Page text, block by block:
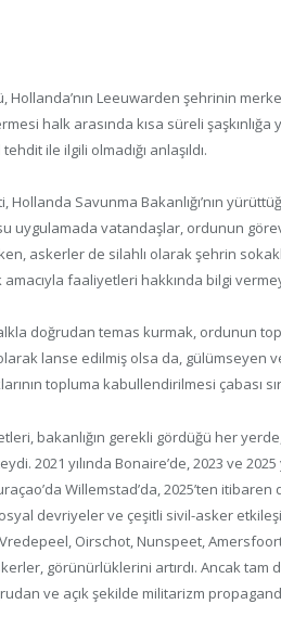
Hollanda’nın Leeuwarden şehrinin
halk arasında kısa süreli şaşkınlığa
ile ilgili olmadığı anlaşıldı.
Savunma Bakanlığı’nın
uygulamada vatandaşlar, ordunun
askerler de silahlı olarak şehrin
faaliyetleri hakkında bilgi
doğrudan temas kurmak, ordunun
olarak lanse edilmiş olsa da,
topluma kabullendirilmesi çabası
bakanlığın gerekli gördüğü her
2021 yılında Bonaire’de, 2023 ve 2025
Willemstad’da, 2025’ten
devriyeler ve çeşitli sivil-asker
Oirschot, Nunspeet,
görünürlüklerini artırdı. Ancak tam
ve açık şekilde militarizm